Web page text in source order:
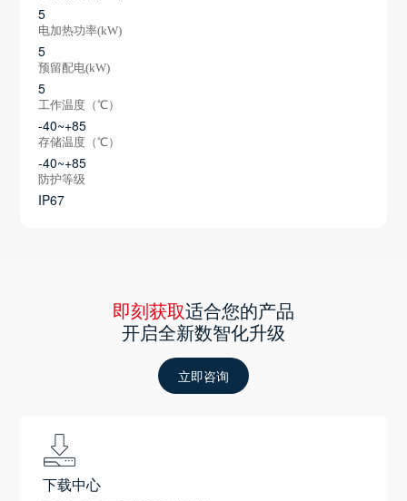
5
电加热功率(kW)
5
预留配电(kW)
5
工作温度（℃）
-40~+85
存储温度（℃）
-40~+85
防护等级
IP67
即刻获取适合您的产品
开启全新数智化升级
立即咨询
下载中心